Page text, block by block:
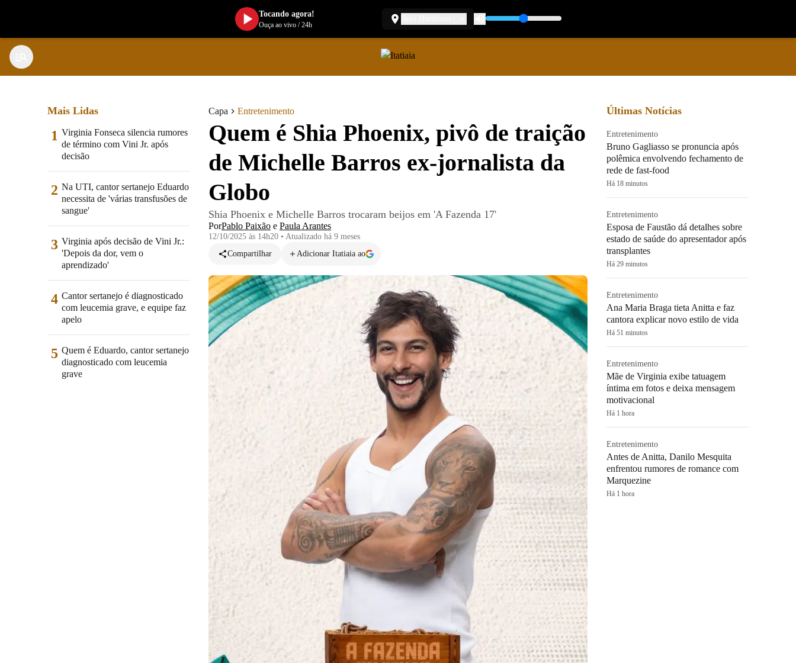
Capa Entretenimento
Quem é Shia Phoenix, pivô de traição
de Michelle Barros ex-jornalista da
Globo
Shia Phoenix e Michelle Barros trocaram beijos em 'A Fazenda 17'
PorPablo Paixão e Paula Arantes
12/10/2025 às 14h20 • Atualizado há 9 meses
Compartilhar
Adicionar Itatiaia ao
Mais Lidas
1 Virginia Fonseca silencia rumores
de término com Vini Jr. após
decisão
2 Na UTI, cantor sertanejo Eduardo
necessita de 'várias transfusões de
sangue'
3 Virginia após decisão de Vini Jr.:
'Depois da dor, vem o
aprendizado'
4 Cantor sertanejo é diagnosticado
com leucemia grave, e equipe faz
apelo
5 Quem é Eduardo, cantor sertanejo
diagnosticado com leucemia
grave
Últimas Notícias
Entretenimento
Bruno Gagliasso se pronuncia após
polêmica envolvendo fechamento de
rede de fast-food
Há 18 minutos
Entretenimento
Esposa de Faustão dá detalhes sobre
estado de saúde do apresentador após
transplantes
Há 29 minutos
Entretenimento
Ana Maria Braga tieta Anitta e faz
cantora explicar novo estilo de vida
Há 51 minutos
Entretenimento
Mãe de Virginia exibe tatuagem
íntima em fotos e deixa mensagem
motivacional
Há 1 hora
Entretenimento
Antes de Anitta, Danilo Mesquita
enfrentou rumores de romance com
Marquezine
Há 1 hora
Tocando agora!
Ouça ao vivo/24h